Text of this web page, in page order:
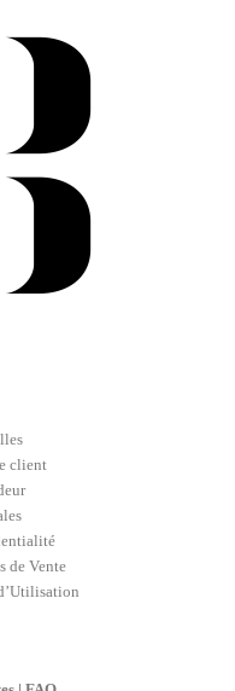
client
de Vente